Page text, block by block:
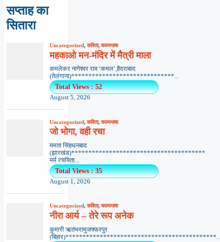
सप्ताह का
सितारा
Uncategorized,कविता,काव्यभाषा
महकाओ मन-मंदिर में मैत्री माला
कमलेकर नागेश्वर राव ‘कमल’,हैदराबाद
(तेलंगाना)******************************...
Total Views : 52
August 5, 2026
Uncategorized,कविता,काव्यभाषा
जो भोगा, वही रचा
ममता सिंहधनबाद
(झारखंड)***************************************
मर्म रचयिता...
Total Views : 35
August 1, 2026
Uncategorized,कविता,काव्यभाषा
नीरा आर्य – तेरे रूप अनेक
कुमारी ऋतंभरामुजफ्फरपुर